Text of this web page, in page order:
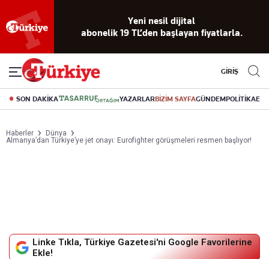
Yeni nesil dijital
abonelik 19 TL’den başlayan fiyatlarla.
GİRİŞ
SON DAKİKA YAZARLARBİZİM SAYFAGÜNDEMPOLİTİKA
Haberler
Dünya
Almanya’dan Türkiye’ye jet onayı: Eurofighter görüşmeleri resmen başlıyor!
Linke Tıkla, Türkiye Gazetesi'ni Google Favorilerine
Ekle!